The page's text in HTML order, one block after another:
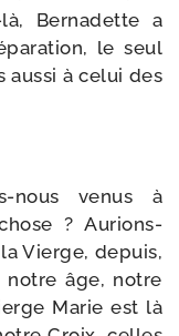
Bernadette a
le seul
aus­si à celui des
​nous venus à
? Aurions-​
Vierge, depuis,
notre âge, notre
Marie est là